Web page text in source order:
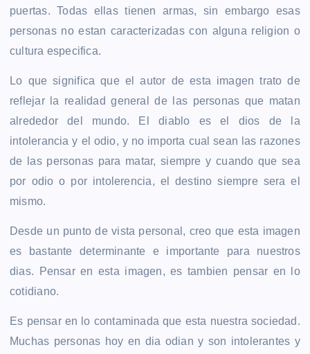
puertas. Todas ellas tienen armas, sin embargo esas
personas no estan caracterizadas con alguna religion o
cultura especifica.
Lo que significa que el autor de esta imagen trato de
reflejar la realidad general de las personas que matan
alrededor del mundo. El diablo es el dios de la
intolerancia y el odio, y no importa cual sean las razones
de las personas para matar, siempre y cuando que sea
por odio o por intolerencia, el destino siempre sera el
mismo.
Desde un punto de vista personal, creo que esta imagen
es bastante determinante e importante para nuestros
dias. Pensar en esta imagen, es tambien pensar en lo
cotidiano.
Es pensar en lo contaminada que esta nuestra sociedad.
Muchas personas hoy en dia odian y son intolerantes y